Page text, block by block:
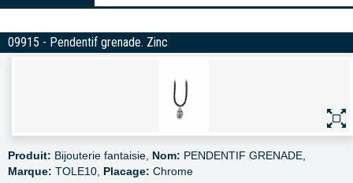
09915 - Pendentif grenade. Zinc
Produit: Bijouterie fantaisie, Nom: PENDENTIF GRENADE,
Marque: TOLE10, Placage: Chrome